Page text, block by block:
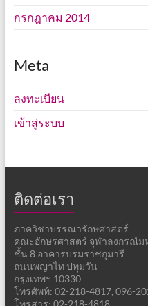
กรกฎาคม 2014
Meta
ลงทะเบียน
เข้าสู่ระบบ
ติดต่อเรา
ภาควิชาบรรณารักษศาสตร์
คณะอักษรศาสตร์ จุฬาลงกรณ์ม
ชั้น 8 อาคารบรมราชกุมารี
ถนนพญาไท ปทุมวัน
กรุงเทพฯ 10330
โทรศัพท์: 02-218-4817, 096-
โทรสาร: 02-218-4818